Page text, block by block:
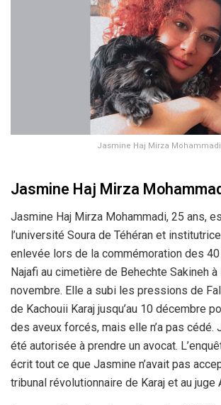
Jasmine Haj Mirza Mohammadi
Jasmine Haj Mirza
Jasmine Haj Mirza Mohammadi, 25 ans,
l’université Soura de Téhéran et
enlevée lors de la commémoration des
Najafi au cimetière de Behechte Sakineh à
novembre. Elle a subi les pressions de
de Kachouii Karaj jusqu’au 10 décembre
des aveux forcés, mais elle n’a pas cédé.
été autorisée à prendre un avocat.
écrit tout ce que Jasmine n’avait pas
tribunal révolutionnaire de Karaj et au